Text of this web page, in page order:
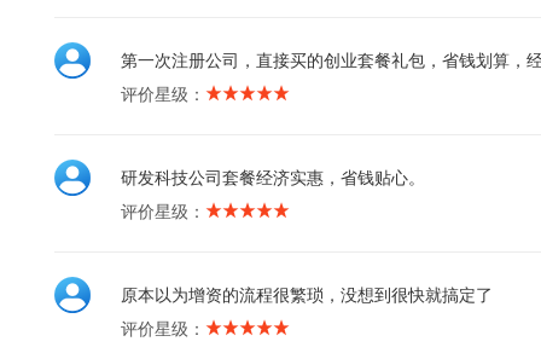
第一次注册公司，直接买的创业套餐礼包，省钱划算，
评价星级：
研发科技公司套餐经济实惠，省钱贴心。
评价星级：
原本以为增资的流程很繁琐，没想到很快就搞定了
评价星级：